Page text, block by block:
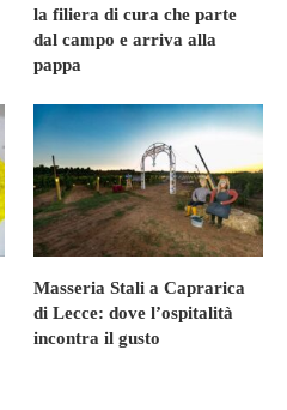
la filiera di cura che parte
dal campo e arriva alla
pappa
Masseria Stali a Caprarica
di Lecce: dove l’ospitalità
incontra il gusto